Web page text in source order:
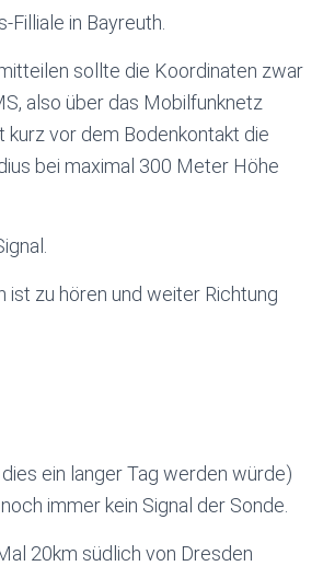
in Bayreuth.
sollte die Koordinaten zwar
also über das Mobilfunknetz
kurz vor dem Bodenkontakt die
bei maximal 300 Meter Höhe
zu hören und weiter Richtung
ein langer Tag werden würde)
immer kein Signal der Sonde.
20km südlich von Dresden